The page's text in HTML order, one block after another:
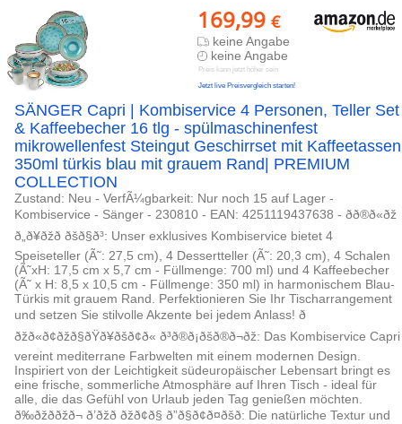
169,99 €
keine Angabe
keine Angabe
Preis kann jetzt höher sein
Jetzt live Preisvergleich starten!
SÄNGER Capri | Kombiservice 4 Personen, Teller Set
& Kaffeebecher 16 tlg - spülmaschinenfest
mikrowellenfest Steingut Geschirrset mit Kaffeetassen
350ml türkis blau mit grauem Rand| PREMIUM
COLLECTION
Zustand: Neu - VerfÃ¼gbarkeit: Nur noch 15 auf Lager -
Kombiservice - Sänger - 230810 - EAN: 4251119437638 - ðð®ð«ðž
ð„ð¥ðžð ðšð§ð³: Unser exklusives Kombiservice bietet 4
Speiseteller (Ã˜: 27,5 cm), 4 Dessertteller (Ã˜: 20,3 cm), 4 Schalen
(Ã˜xH: 17,5 cm x 5,7 cm - Füllmenge: 700 ml) und 4 Kaffeebecher
(Ã˜ x H: 8,5 x 10,5 cm - Füllmenge: 350 ml) in harmonischem Blau-
Türkis mit grauem Rand. Perfektionieren Sie Ihr Tischarrangement
und setzen Sie stilvolle Akzente bei jedem Anlass! ð
ðžð«ð¢ðžð§ðŸð¥ðšð¢ð« ð³ð®ð¡ðšð®ð¬ðž: Das Kombiservice Capri
vereint mediterrane Farbwelten mit einem modernen Design.
Inspiriert von der Leichtigkeit südeuropäischer Lebensart bringt es
eine frische, sommerliche Atmosphäre auf Ihren Tisch - ideal für
alle, die das Gefühl von Urlaub jeden Tag genießen möchten.
ð‰ðžððžð¬ ð’ðžð­ ðžð¢ð§ ð”ð§ð¢ð¤ðšð­: Die natürliche Textur und